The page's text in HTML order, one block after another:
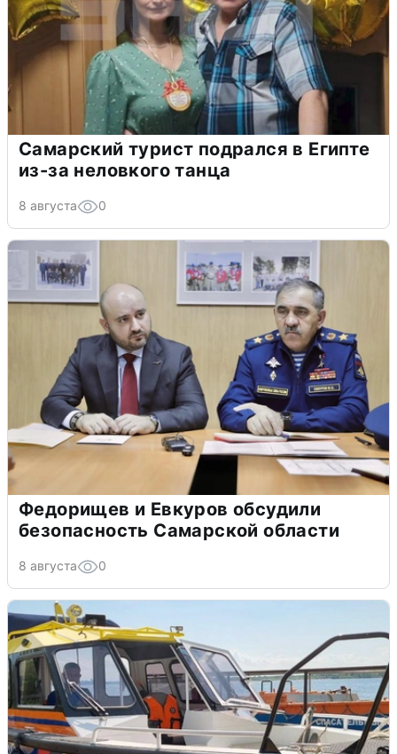
Самарский турист подрался в Египте
из-за неловкого танца
8 августа 0
Федорищев и Евкуров обсудили
безопасность Самарской области
8 августа 0